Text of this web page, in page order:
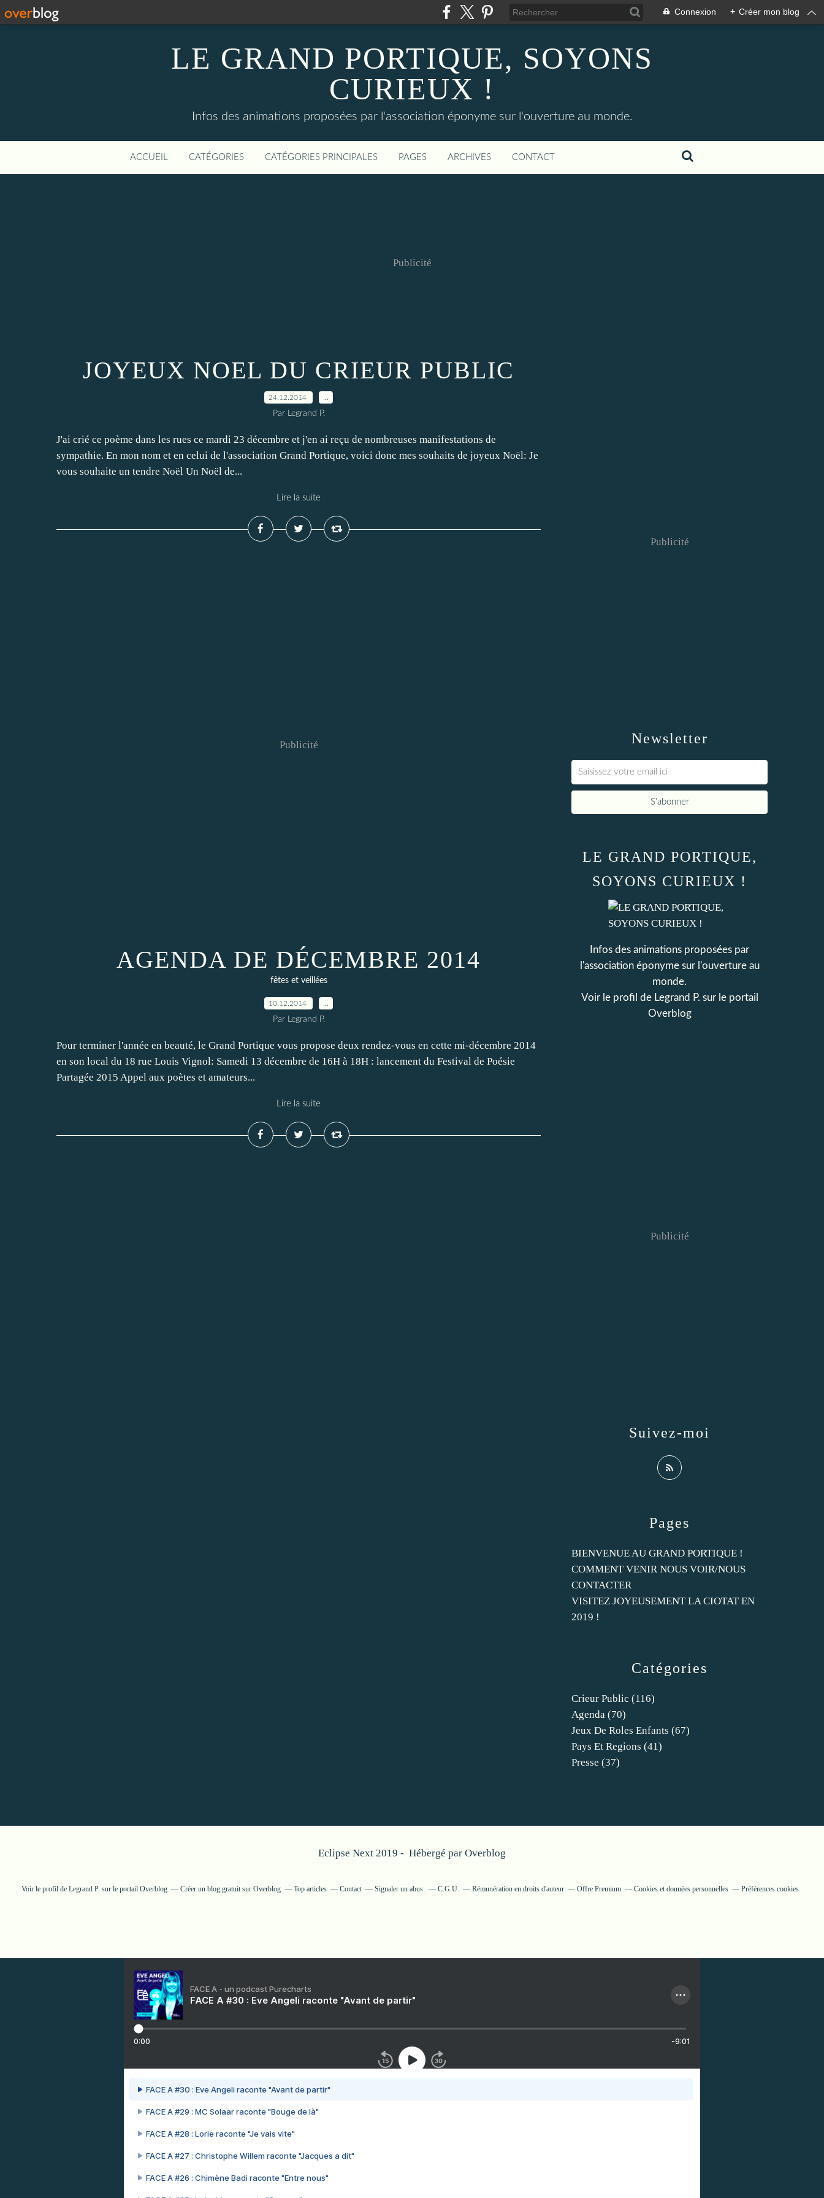
Connexion + Créer mon blog
LE GRAND PORTIQUE, SOYONS
CURIEUX !
Infos des animations proposées par l'association éponyme sur l'ouverture au monde.
ACCUEIL CATÉGORIES CATÉGORIES PRINCIPALES PAGES ARCHIVES CONTACT
Publicité
JOYEUX NOEL DU CRIEUR PUBLIC
24.12.2014
Par Legrand P.
J'ai crié ce poème dans les rues ce mardi 23 décembre et j'en ai reçu de nombreuses manifestations de
sympathie. En mon nom et en celui de l'association Grand Portique, voici donc mes souhaits de joyeux Noël: Je
vous souhaite un tendre Noël Un Noël de...
Lire la suite
Publicité
AGENDA DE DÉCEMBRE 2014
fêtes et veillées
10.12.2014
Par Legrand P.
Pour terminer l'année en beauté, le Grand Portique vous propose deux rendez-vous en cette mi-décembre 2014
en son local du 18 rue Louis Vignol: Samedi 13 décembre de 16H à 18H : lancement du Festival de Poésie
Partagée 2015 Appel aux poètes et amateurs...
Lire la suite
Newsletter
Publicité
Catégories
Crieur Public (116)
Agenda (70)
Jeux De Roles Enfants (67)
Pays Et Regions (41)
Presse (37)
Pages
BIENVENUE AU GRAND PORTIQUE !
COMMENT VENIR NOUS VOIR/NOUS
CONTACTER
VISITEZ JOYEUSEMENT LA CIOTAT EN
2019 !
LE GRAND PORTIQUE,
SOYONS CURIEUX !
Infos des animations proposées par
l'association éponyme sur l'ouverture au
monde.
Voir le profil de Legrand P. sur le portail
Overblog
Suivez-moi
Publicité
Eclipse Next 2019 - Hébergé par Overblog
Voir le profil de Legrand P. sur le portail Overblog Créer un blog gratuit sur Overblog Top articles Contact Signaler un abus C.G.U. Rémunération en droits d'auteur Offre Premium Cookies et données personnelles Préférences cookies
FACE A - un podcast Purecharts
FACE A #30 : Eve Angeli raconte "Avant de partir"
0:00 -9:01
FACE A #30 : Eve Angeli raconte "Avant de partir"
FACE A #29 : MC Solaar raconte "Bouge de là"
FACE A #28 : Lorie raconte "Je vais vite"
FACE A #27 : Christophe Willem raconte "Jacques a dit"
FACE A #26 : Chimène Badi raconte "Entre nous"